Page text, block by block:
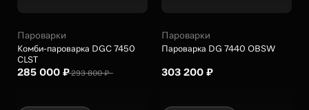
Пароварки
Комби-пароварка DGC 7450
CLST
285 000 ₽293 800 ₽
Пароварки
Пароварка DG 7440 OBSW
303 200 ₽